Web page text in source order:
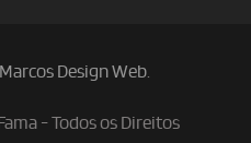
Marcos Design Web.
- Todos os Direitos